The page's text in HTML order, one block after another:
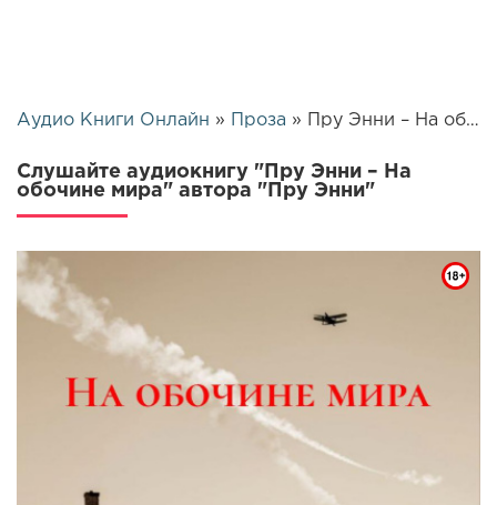
Аудио Книги Онлайн » Проза » Пру Энни – На обочине мира | 25520
Слушайте аудиокнигу "Пру Энни – На
обочине мира" автора "Пру Энни"